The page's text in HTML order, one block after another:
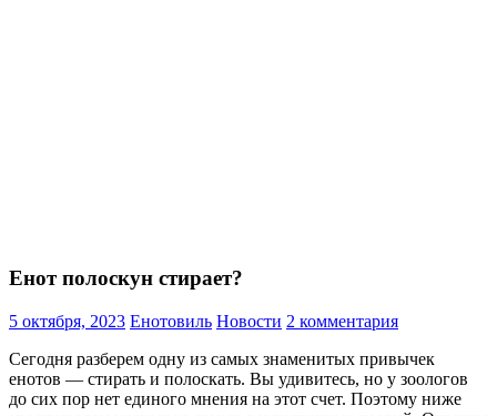
Енот полоскун стирает?
5 октября, 2023 Енотовиль Новости 2 комментария
Сегодня разберем одну из самых знаменитых привычек
енотов — стирать и полоскать. Вы удивитесь, но у зоологов
до сих пор нет единого мнения на этот счет. Поэтому ниже